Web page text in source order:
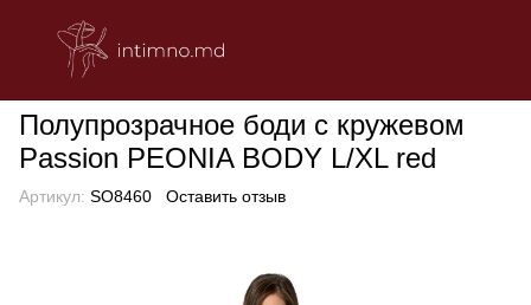
Полупрозрачное боди с кружевом
Passion PEONIA BODY L/XL red
Артикул: SO8460 Оставить отзыв